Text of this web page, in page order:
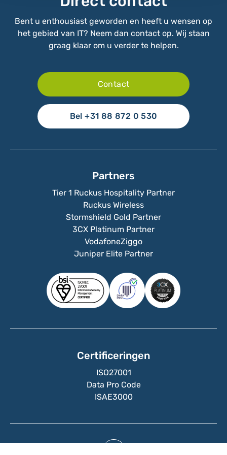
Bent u enthousiast geworden en heeft u wensen op
het gebied van IT? Neem dan contact op. Wij staan
graag klaar om u verder te helpen.
Contact
Bel +31 88 872 0 530
Partners
Tier 1 Ruckus Hospitality Partner
Ruckus Wireless
Stormshield Gold Partner
3CX Platinum Partner
VodafoneZiggo
Juniper Elite Partner
Certificeringen
ISO27001
Data Pro Code
ISAE3000